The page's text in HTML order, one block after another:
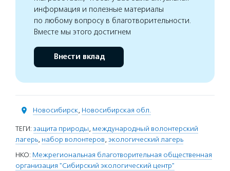
информация и полезные материалы
по любому вопросу в благотворительности.
Вместе мы этого достигнем
Внести вклад
Новосибирск, Новосибирская обл.
ТЕГИ: защита природы, международный волонтерский
лагерь, набор волонтеров, экологический лагерь
НКО: Межрегиональная благотворительная общественная
организация "Сибирский экологический центр"